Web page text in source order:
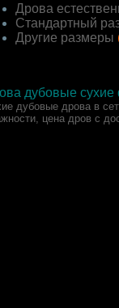
Дрова
Стандартный
Другие размеры
дубовые сухие
дубовые дрова в
цена дров с